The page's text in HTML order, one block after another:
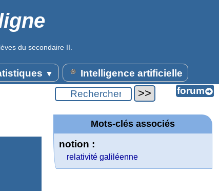
du secondaire II.
▼ Intelligence artificielle
Mots-clés associés
notion :
relativité galiléenne